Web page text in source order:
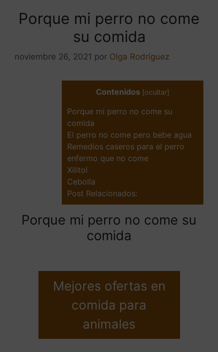
Porque mi perro no come
su comida
noviembre 26, 2021 por Olga Rodríguez
Contenidos [ocultar]
Porque mi perro no come su
comida
El perro no come pero bebe agua
Remedios caseros para el perro
enfermo que no come
Xilitol
Cebolla
Post Relacionados:
Porque mi perro no come su
comida
Mejores ofertas en
comida para
animales